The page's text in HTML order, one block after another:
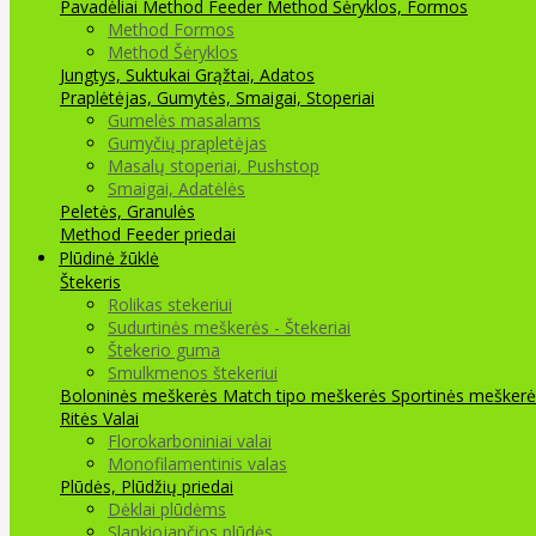
Pavadėliai Method Feeder Method Šėryklos, Formos
Method Formos
Method Šėryklos
Jungtys, Suktukai Grąžtai, Adatos
Praplėtėjas, Gumytės, Smaigai, Stoperiai
Gumelės masalams
Gumyčių prapletėjas
Masalų stoperiai, Pushstop
Smaigai, Adatėlės
Peletės, Granulės
Method Feeder priedai
Plūdinė žūklė
Štekeris
Rolikas stekeriui
Sudurtinės meškerės - Štekeriai
Štekerio guma
Smulkmenos štekeriui
Boloninės meškerės Match tipo meškerės Sportinės
Ritės Valai
Florokarboniniai valai
Monofilamentinis valas
Plūdės, Plūdžių priedai
Dėklai plūdėms
Slankiojančios plūdės